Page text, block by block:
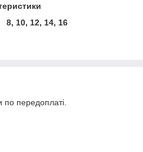
8, 10, 12, 14, 16
по передоплаті.